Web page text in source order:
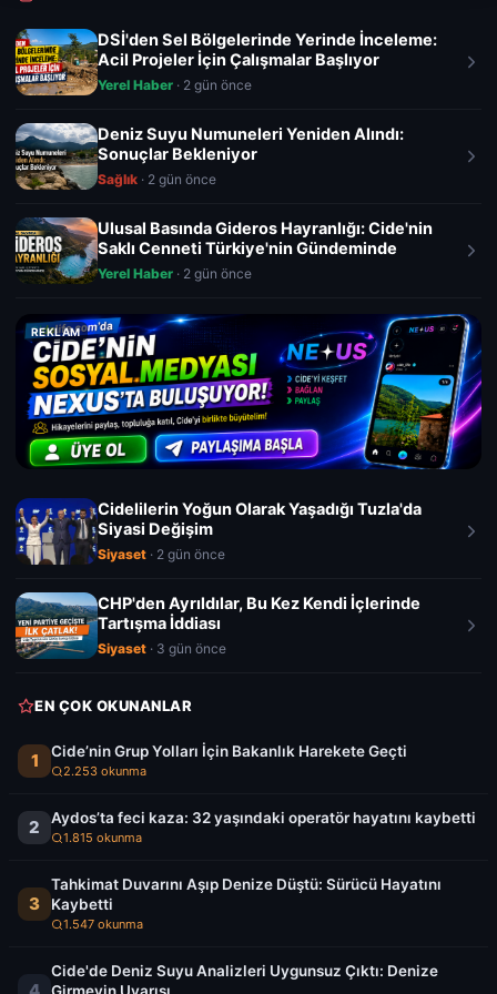
DSİ'den Sel Bölgelerinde Yerinde İnceleme:
Acil Projeler İçin Çalışmalar Başlıyor
Yerel Haber · 2 gün önce
Deniz Suyu Numuneleri Yeniden Alındı:
Sonuçlar Bekleniyor
Sağlık · 2 gün önce
Ulusal Basında Gideros Hayranlığı: Cide'nin
Saklı Cenneti Türkiye'nin Gündeminde
Yerel Haber · 2 gün önce
REKLAM
Cidelilerin Yoğun Olarak Yaşadığı Tuzla'da
Siyasi Değişim
Siyaset · 2 gün önce
CHP'den Ayrıldılar, Bu Kez Kendi İçlerinde
Tartışma İddiası
Siyaset · 3 gün önce
EN ÇOK OKUNANLAR
1 Cide’nin Grup Yolları İçin Bakanlık Harekete Geçti
2.253 okunma
2 Aydos’ta feci kaza: 32 yaşındaki operatör hayatını kaybetti
1.815 okunma
3
Tahkimat Duvarını Aşıp Denize Düştü: Sürücü Hayatını
Kaybetti
1.547 okunma
Cide'de Deniz Suyu Analizleri Uygunsuz Çıktı: Denize